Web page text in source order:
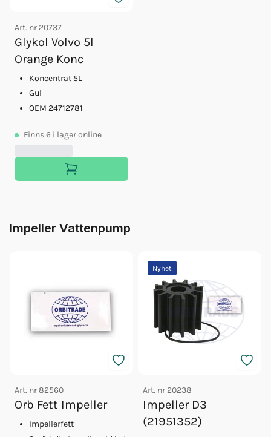
Art. nr 20737
Glykol Volvo 5l
Orange Konc
Koncentrat 5L
Gul
OEM 24712781
Finns6 i lager online
Impeller Vattenpump
Art. nr82560
Orb Fett Impeller
Impellerfett
Nyhet
Art. nr 20238
Impeller D3
(21951352)